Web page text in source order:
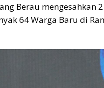
Berau mengesahkan
64 Warga Baru di